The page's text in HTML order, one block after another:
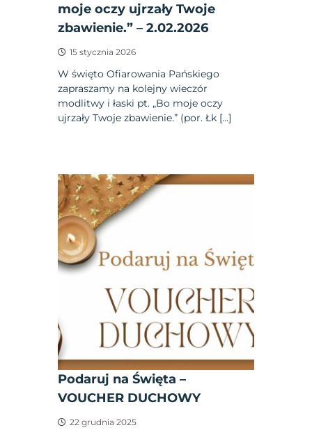
moje oczy ujrzały Twoje
zbawienie.” – 2.02.2026
15 stycznia 2026
W święto Ofiarowania Pańskiego
zapraszamy na kolejny wieczór
modlitwy i łaski pt. „Bo moje oczy
ujrzały Twoje zbawienie.” (por. Łk […]
Podaruj na Święta –
VOUCHER DUCHOWY
22 grudnia 2025